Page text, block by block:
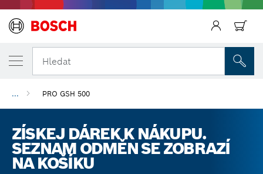
Hledat
... PRO GSH 500
ZÍSKEJ DÁREK K NÁKUPU.
SEZNAM ODMĚN SE ZOBRAZÍ
NA KOŠÍKU